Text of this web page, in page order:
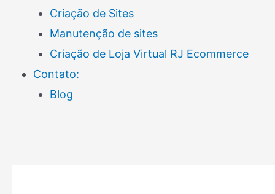
Criação de Sites
Manutenção de sites
Criação de Loja Virtual RJ Ecommerce
Contato:
Blog